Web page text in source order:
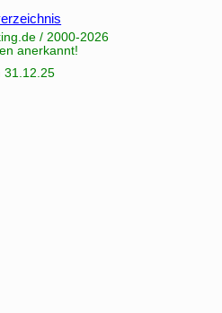
.de / 2000-2026
anerkannt!
31.12.25